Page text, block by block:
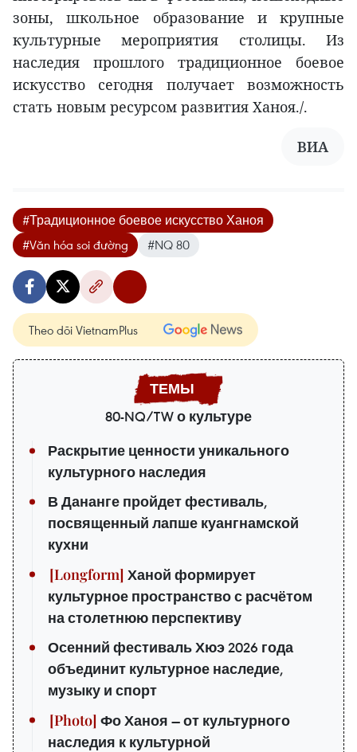
зоны, школьное образование и крупные
культурные мероприятия столицы. Из
наследия прошлого традиционное боевое
искусство сегодня получает возможность
стать новым ресурсом развития Ханоя./.
ВИА
#Традиционное боевое искусство Ханоя
#Văn hóa soi đường
#NQ 80
Theo dõi VietnamPlus
80-NQ/TW о культуре
Раскрытие ценности уникального
культурного наследия
В Дананге пройдет фестиваль,
посвященный лапше куангнамской
кухни
Ханой формирует
культурное пространство с расчётом
на столетнюю перспективу
Осенний фестиваль Хюэ 2026 года
объединит культурное наследие,
музыку и спорт
Фо Ханоя — от культурного
наследия к культурной